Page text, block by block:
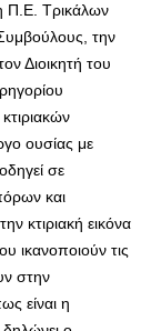
Π.Ε. Τρικάλων
την
Διοικητή του
ουσίας με
σε
και
κτιριακή εικόνα
ικανοποιούν τις
στην
είναι η